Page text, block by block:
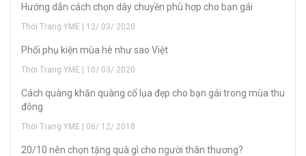
H­ướng dẫn cách chọn dây chuyền phù hợp cho bạn gái
Thời Trang YME | 12/ 03/ 2020
Phối phụ kiện mùa hè như sao Việt
Thời Trang YME | 10/ 03/ 2020
Cách quàng khăn quàng cổ lụa đẹp cho bạn gái trong mùa thu
đông
Thời Trang YME | 06/ 12/ 2018
20/10 nên chọn tặng quà gì cho người thân thương?